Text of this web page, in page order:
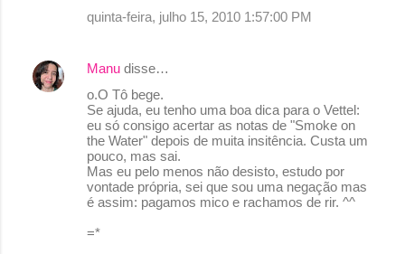
n
t
quinta-feira, julho 15, 2010 1:57:00 PM
Manu disse…
o.O Tô bege.
Se ajuda, eu tenho uma boa dica para o Vettel:
eu só consigo acertar as notas de "Smoke on
the Water" depois de muita insitência. Custa um
pouco, mas sai.
Mas eu pelo menos não desisto, estudo por
vontade própria, sei que sou uma negação mas
é assim: pagamos mico e rachamos de rir. ^^
=*